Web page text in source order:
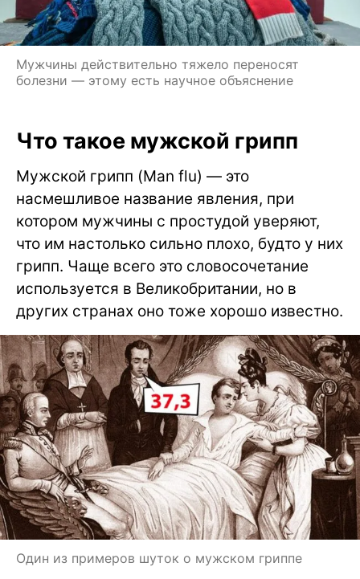
Мужчины действительно тяжело переносят
болезни — этому есть научное объяснение
Что такое мужской грипп
Мужской грипп (Man flu) — это
насмешливое название явления, при
котором мужчины с простудой уверяют,
что им настолько сильно плохо, будто у них
грипп. Чаще всего это словосочетание
используется в Великобритании, но в
других странах оно тоже хорошо известно.
Один из примеров шуток о мужском гриппе